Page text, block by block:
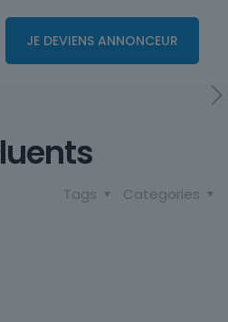
JE DEVIENS ANNONCEUR
Categories
Tags